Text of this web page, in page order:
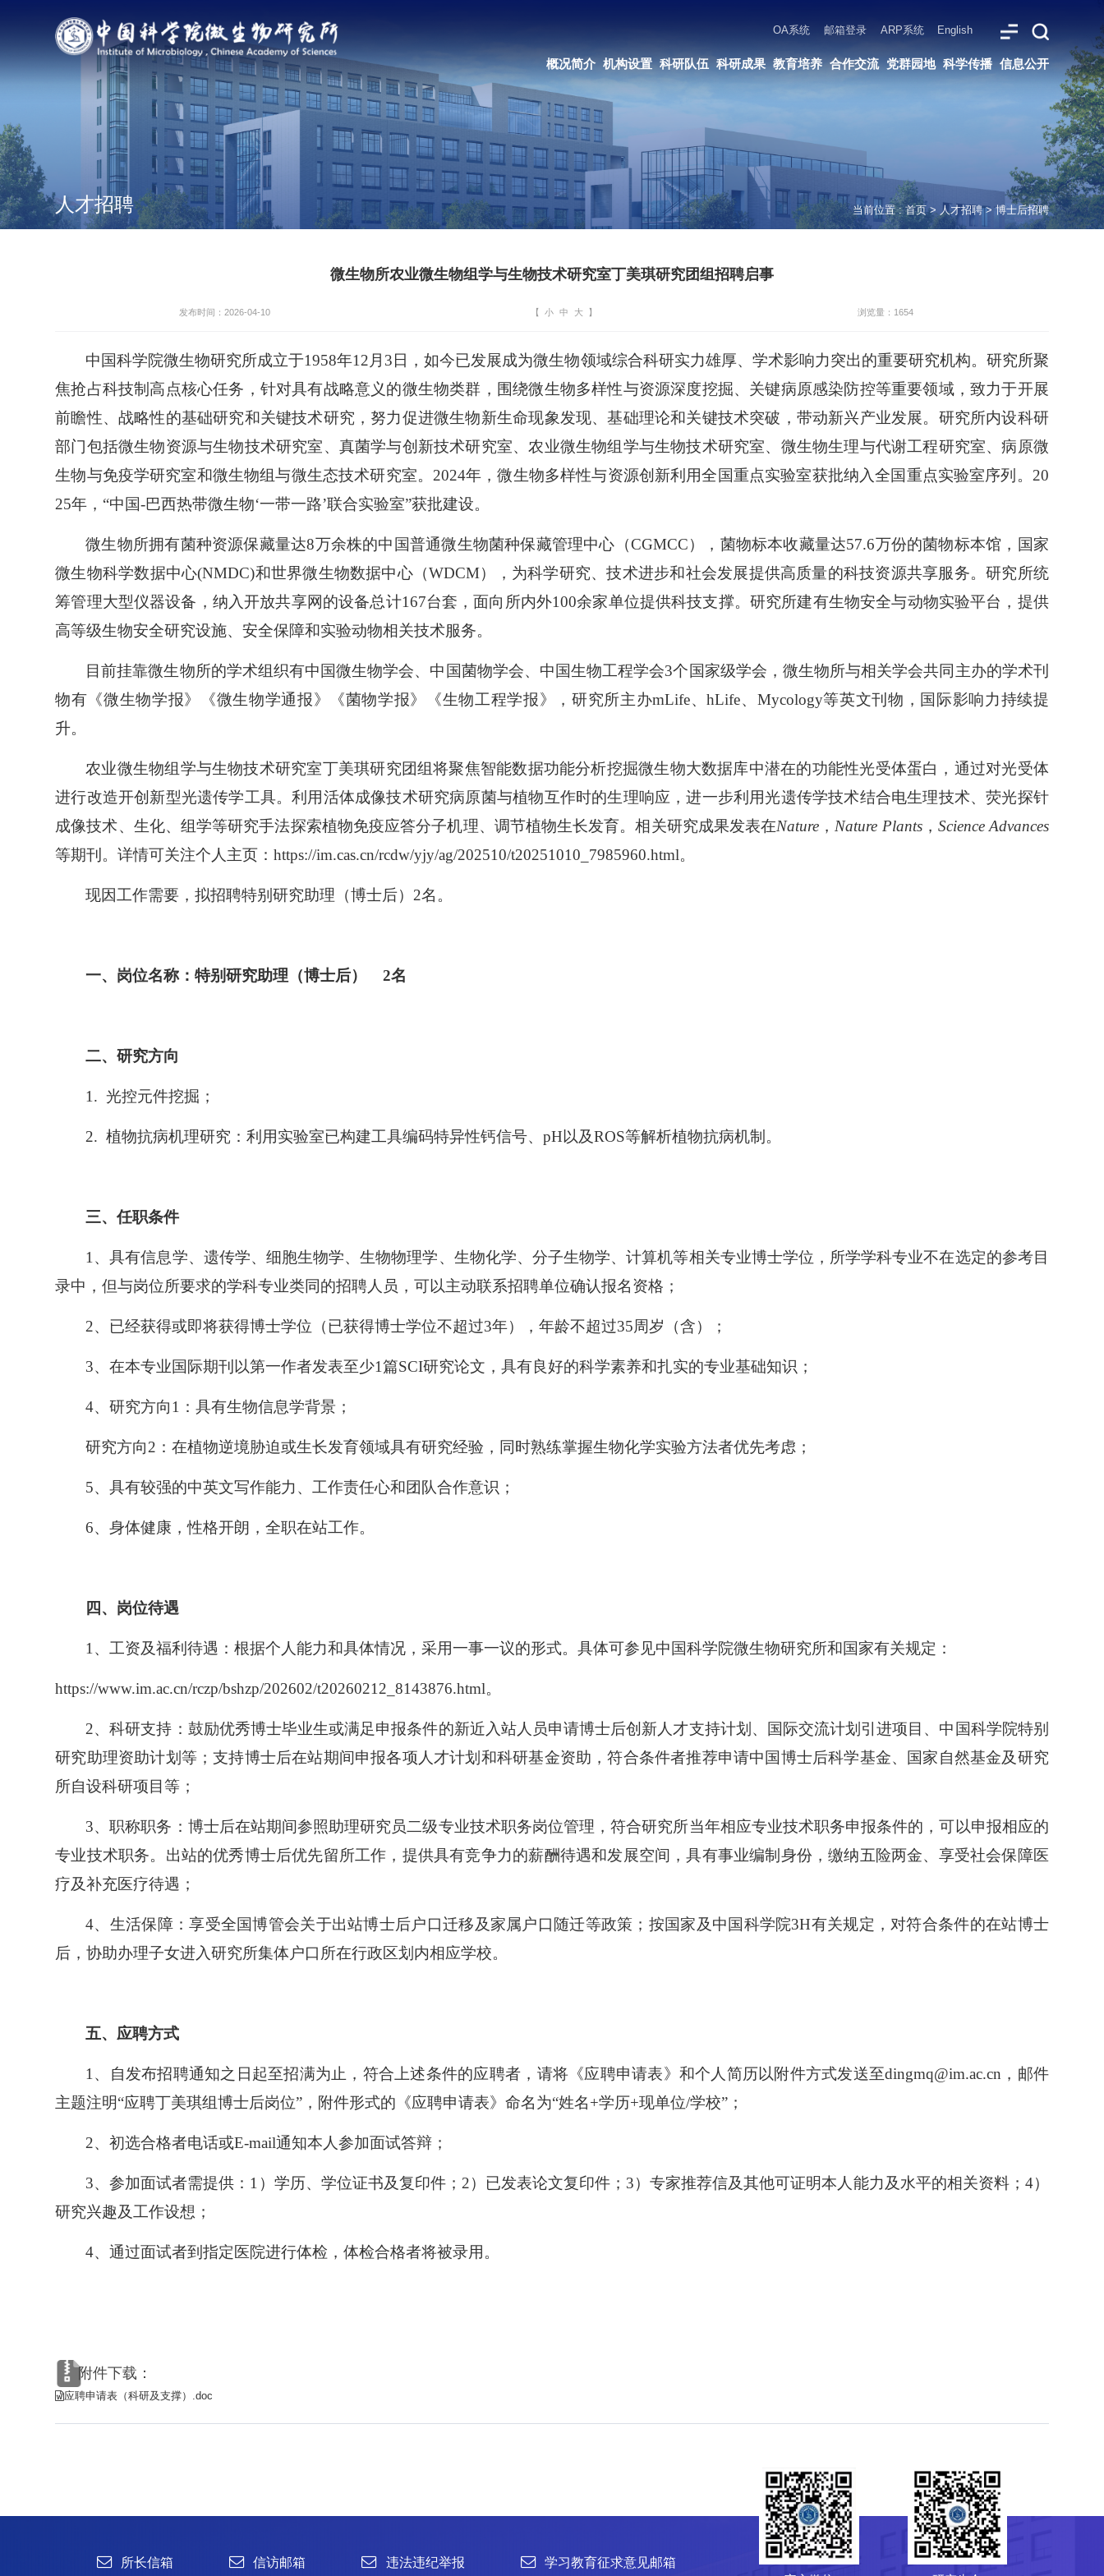
English
人才招聘 当前位置 :首页> 人才招聘>博士后招聘
微生物所农业微生物组学与生物技术研究室丁美琪研究团组招聘启事
发布时间：2026-04-10 【 小 中 大 】 浏览量：1654
中国科学院微生物研究所成立于1958年12月3日，如今已发展成为微生物领域综合科研实力雄厚、学术影响力突出的重要研究机构。研究所聚
焦抢占科技制高点核心任务，针对具有战略意义的微生物类群，围绕微生物多样性与资源深度挖掘、关键病原感染防控等重要领域，致力于开展
前瞻性、战略性的基础研究和关键技术研究，努力促进微生物新生命现象发现、基础理论和关键技术突破，带动新兴产业发展。研究所内设科研
部门包括微生物资源与生物技术研究室、真菌学与创新技术研究室、农业微生物组学与生物技术研究室、微生物生理与代谢工程研究室、病原微
生物与免疫学研究室和微生物组与微生态技术研究室。2024年，微生物多样性与资源创新利用全国重点实验室获批纳入全国重点实验室序列。20
25年，“中国-巴西热带微生物‘一带一路’联合实验室”获批建设。
微生物所拥有菌种资源保藏量达8万余株的中国普通微生物菌种保藏管理中心（CGMCC），菌物标本收藏量达57.6万份的菌物标本馆，国家
微生物科学数据中心(NMDC)和世界微生物数据中心（WDCM），为科学研究、技术进步和社会发展提供高质量的科技资源共享服务。研究所统
筹管理大型仪器设备，纳入开放共享网的设备总计167台套，面向所内外100余家单位提供科技支撑。研究所建有生物安全与动物实验平台，提供
高等级生物安全研究设施、安全保障和实验动物相关技术服务。
目前挂靠微生物所的学术组织有中国微生物学会、中国菌物学会、中国生物工程学会3个国家级学会，微生物所与相关学会共同主办的学术刊
物有《微生物学报》《微生物学通报》《菌物学报》《生物工程学报》，研究所主办mLife、hLife、Mycology等英文刊物，国际影响力持续提
升。
农业微生物组学与生物技术研究室丁美琪研究团组将聚焦智能数据功能分析挖掘微生物大数据库中潜在的功能性光受体蛋白，通过对光受体
进行改造开创新型光遗传学工具。利用活体成像技术研究病原菌与植物互作时的生理响应，进一步利用光遗传学技术结合电生理技术、荧光探针
成像技术、生化、组学等研究手法探索植物免疫应答分子机理、调节植物生长发育。相关研究成果发表在Nature ，Nature Plants， Science Advances
等期刊。详情可关注个人主页：https://im.cas.cn/rcdw/yjy/ag/202510/t20251010_7985960.html。
现因工作需要，拟招聘特别研究助理（博士后）2名。
一、岗位名称：特别研究助理（博士后） 2名
二、研究方向
1. 光控元件挖掘；
2. 植物抗病机理研究：利用实验室已构建工具编码特异性钙信号、pH以及ROS等解析植物抗病机制。
三、任职条件
1、具有信息学、遗传学、细胞生物学、生物物理学、生物化学、分子生物学、计算机等相关专业博士学位，所学学科专业不在选定的参考目
录中，但与岗位所要求的学科专业类同的招聘人员，可以主动联系招聘单位确认报名资格；
2、已经获得或即将获得博士学位（已获得博士学位不超过3年），年龄不超过35周岁（含）；
3、在本专业国际期刊以第一作者发表至少1篇SCI研究论文，具有良好的科学素养和扎实的专业基础知识；
4、研究方向1：具有生物信息学背景；
研究方向2：在植物逆境胁迫或生长发育领域具有研究经验，同时熟练掌握生物化学实验方法者优先考虑；
5、具有较强的中英文写作能力、工作责任心和团队合作意识；
6、身体健康，性格开朗，全职在站工作。
四、岗位待遇
1、工资及福利待遇：根据个人能力和具体情况，采用一事一议的形式。具体可参见中国科学院微生物研究所和国家有关规定：
https://www.im.ac.cn/rczp/bshzp/202602/t20260212_8143876.html。
2、科研支持：鼓励优秀博士毕业生或满足申报条件的新近入站人员申请博士后创新人才支持计划、国际交流计划引进项目、中国科学院特别
研究助理资助计划等；支持博士后在站期间申报各项人才计划和科研基金资助，符合条件者推荐申请中国博士后科学基金、国家自然基金及研究
所自设科研项目等；
3、职称职务：博士后在站期间参照助理研究员二级专业技术职务岗位管理，符合研究所当年相应专业技术职务申报条件的，可以申报相应的
专业技术职务。出站的优秀博士后优先留所工作，提供具有竞争力的薪酬待遇和发展空间，具有事业编制身份，缴纳五险两金、享受社会保障医
疗及补充医疗待遇；
4、生活保障：享受全国博管会关于出站博士后户口迁移及家属户口随迁等政策；按国家及中国科学院3H有关规定，对符合条件的在站博士
后，协助办理子女进入研究所集体户口所在行政区划内相应学校。
五、应聘方式
1、自发布招聘通知之日起至招满为止，符合上述条件的应聘者，请将《应聘申请表》和个人简历以附件方式发送至dingmq@im.ac.cn，邮件
主题注明“应聘丁美琪组博士后岗位”，附件形式的《应聘申请表》命名为“姓名+学历+现单位/学校”；
2、初选合格者电话或E-mail通知本人参加面试答辩；
3、参加面试者需提供：1）学历、学位证书及复印件；2）已发表论文复印件；3）专家推荐信及其他可证明本人能力及水平的相关资料；4）
研究兴趣及工作设想；
4、通过面试者到指定医院进行体检，体检合格者将被录用。
附件下载：
应聘申请表（科研及支撑）.doc
所长信箱 信访邮箱 违法违纪举报
北京市朝阳区北辰西路1号院3号 100101